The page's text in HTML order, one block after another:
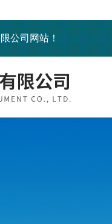
公司网站！